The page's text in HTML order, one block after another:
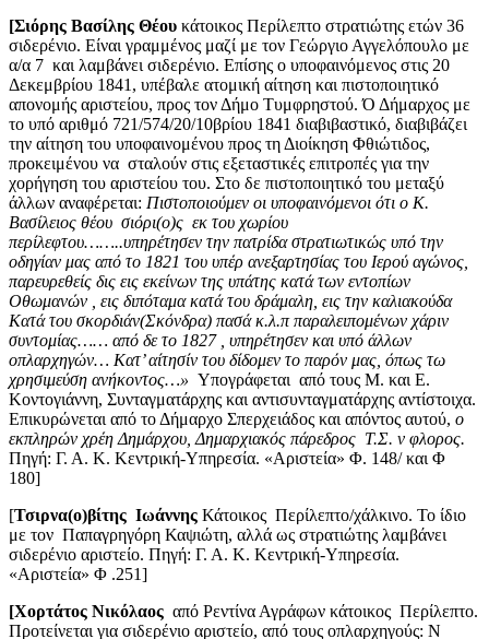
[Σιόρης Βασίλης Θέου κάτοικος Περίλεπτο στρατιώτης ετών 36
σιδερένιο. Είναι γραμμένος μαζί με τον Γεώργιο Αγγελόπουλο με
α/α 7 και λαμβάνει σιδερένιο. Επίσης ο υποφαινόμενος στις 20
Δεκεμβρίου 1841, υπέβαλε ατομική αίτηση και πιστοποιητικό
απονομής αριστείου, προς τον Δήμο Τυμφρηστού. Ό Δήμαρχος με
το υπό αριθμό 721/574/20/10βρίου 1841 διαβιβαστικό, διαβιβάζει
την αίτηση του υποφαινομένου προς τη Διοίκηση Φθιώτιδος,
προκειμένου να σταλούν στις εξεταστικές επιτροπές για την
χορήγηση του αριστείου του. Στο δε πιστοποιητικό του μεταξύ
άλλων αναφέρεται: Πιστοποιούμεν οι υποφαινόμενοι ότι ο Κ.
Βασίλειος θέου σιόρι(ο)ς εκ του χωρίου
περίλεφτου……..υπηρέτησεν την πατρίδα στρατιωτικώς υπό την
οδηγίαν μας από το 1821 του υπέρ ανεξαρτησίας του Ιερού αγώνος,
παρευρεθείς δις εις εκείνων της υπάτης κατά των εντοπίων
Οθωμανών , εις διπόταμα κατά του δράμαλη, εις την καλιακούδα
Κατά του σκορδιάν(Σκόνδρα) πασά κ.λ.π παραλειπομένων χάριν
συντομίας…… από δε το 1827 , υπηρέτησεν και υπό άλλων
οπλαρχηγών… Κατ’ αίτησίν του δίδομεν το παρόν μας, όπως τω
χρησιμεύση ανήκοντος…» Υπογράφεται από τους Μ. και E.
Κοντογιάννη, Συνταγματάρχης και αντισυνταγματάρχης αντίστοιχα.
Επικυρώνεται από το Δήμαρχο Σπερχειάδος και απόντος αυτού, ο
εκπληρών χρέη Δημάρχου, Δημαρχιακός πάρεδρος Τ.Σ. ν φλορος.
Πηγή: Γ. Α. Κ. Κεντρική-Υπηρεσία. «Αριστεία» Φ. 148/ και Φ
180]
[Τσιρνα(ο)βίτης Ιωάννης Κάτοικος Περίλεπτο/χάλκινο. Το ίδιο
με τον Παπαγρηγόρη Καψιώτη, αλλά ως στρατιώτης λαμβάνει
σιδερένιο αριστείο. Πηγή: Γ. Α. Κ. Κεντρική-Υπηρεσία.
«Αριστεία» Φ .251]
[Χορτάτος Νικόλαος από Ρεντίνα Αγράφων κάτοικος Περίλεπτο.
Προτείνεται για σιδερένιο αριστείο, από τους οπλαρχηγούς: Ν